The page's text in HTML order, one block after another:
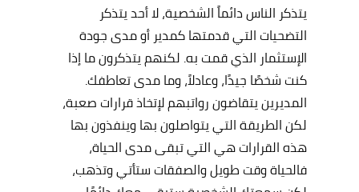
يتذكر الناس دائماً الشخصية، لا أحد يتذكر
التضحيات التي قدمتها كمدير أو مدى جودة
الإستثمار الذي قمت به. لكنهم يتذكرون ما إذا
كنت شخصًا جيدًا، وعادلاً، وما مدى تعاطفك.
المديرين يتقاضون رواتبهم لإتخاذ قرارات صعبة،
لكن الطريقة التي يتواصلون بها وينفذون بها
هذه القرارات هي التي تبقى مدى الحياة،
فالحياة وقت طويل والصفقات ستأتي وتذهب،